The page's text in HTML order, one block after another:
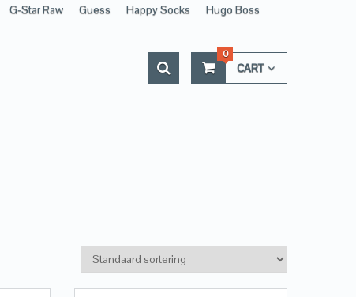
G-Star Raw Guess Happy Socks
Hugo Boss
CART
0